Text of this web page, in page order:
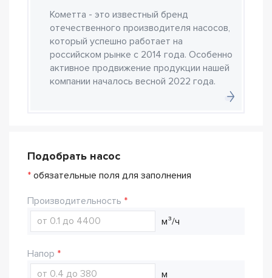
Кометта - это известный бренд
отечественного производителя насосов,
который успешно работает на
российском рынке с 2014 года. Особенно
активное продвижение продукции нашей
компании началось весной 2022 года.
Подобрать насос
* обязательные поля для заполнения
Производительность
м³/ч
Напор
м